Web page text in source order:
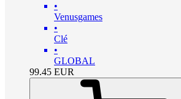
•
Venusgames
•
Clé
•
GLOBAL
99.45 EUR